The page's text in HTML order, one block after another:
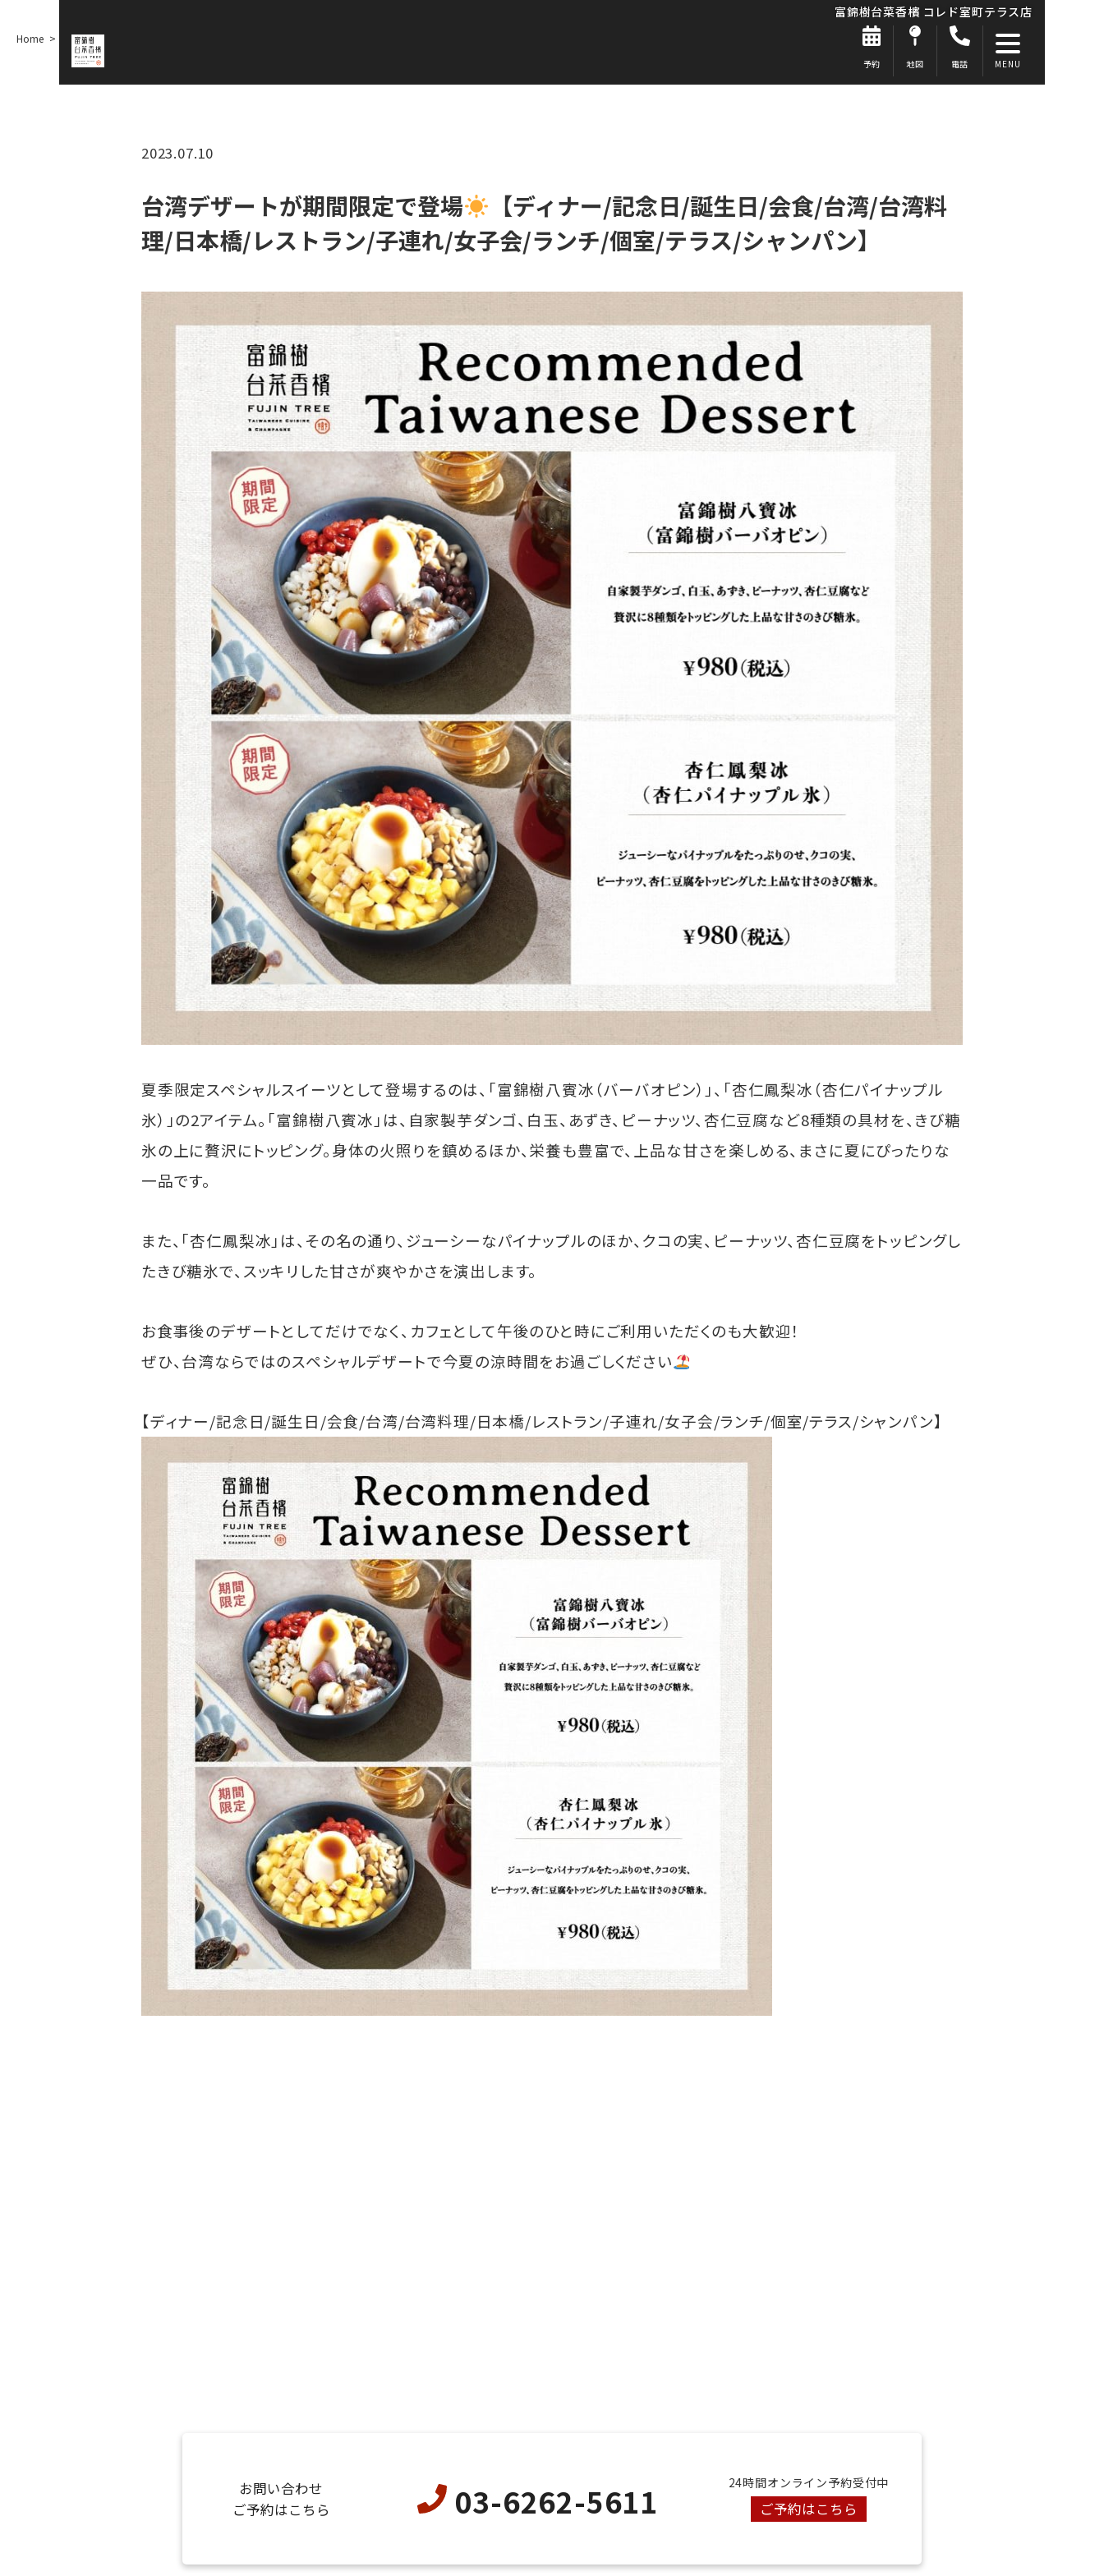
富錦樹台菜香檳 コレド室町テラス店
予約 地図 電話
Home 台湾デザートが期間限定で登場
2023.07.10
台湾デザートが期間限定で登場
【ディナー/記念日/誕生日/会食/台湾/台湾料
理/日本橋/レストラン/子連れ/女子会/ランチ/個室/テラス/シャンパン】
夏季限定スペシャルスイーツとして登場するのは、「富錦樹八賓冰（バーバオピン）」、「杏仁鳳梨冰（杏仁パイナップル
氷）」の2アイテム。「富錦樹八賓冰」は、自家製芋ダンゴ、白玉、あずき、ピーナッツ、杏仁豆腐など8種類の具材を、きび糖
氷の上に贅沢にトッピング。身体の火照りを鎮めるほか、栄養も豊富で、上品な甘さを楽しめる、まさに夏にぴったりな
一品です。
また、「杏仁鳳梨冰」は、その名の通り、ジューシーなパイナップルのほか、クコの実、ピーナッツ、杏仁豆腐をトッピングし
たきび糖氷で、スッキリした甘さが爽やかさを演出します。
お食事後のデザートとしてだけでなく、カフェとして午後のひと時にご利用いただくのも大歓迎！
ぜひ、台湾ならではのスペシャルデザートで今夏の涼時間をお過ごしください
【ディナー/記念日/誕生日/会食/台湾/台湾料理/日本橋/レストラン/子連れ/女子会/ランチ/個室/テラス/シャンパン】
お問い合わせ
ご予約はこちら
03-6262-5611 24時間オンライン予約受付中
ご予約はこちら